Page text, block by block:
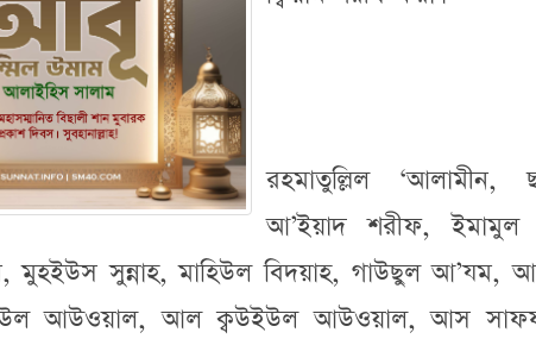
রহমাতুল্লিল ‘আলামীন,
আ’ইয়াদ শরীফ, ইমামুল
সুন্নাহ, মাহিউল বিদয়াহ, গাউছুল আ’যম,
আউওয়াল, আল ক্বউইউল আউওয়াল, আস